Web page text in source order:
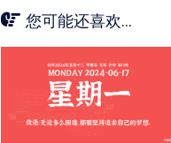
您可能还喜欢...